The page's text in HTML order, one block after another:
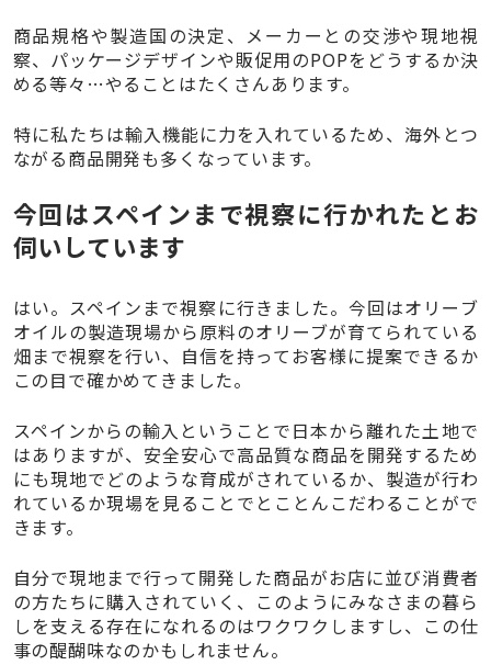
商品規格や製造国の決定、メーカーとの交渉や現地視
察、パッケージデザインや販促用のPOPをどうするか決
める等々…やることはたくさんあります。
特に私たちは輸入機能に力を入れているため、海外とつ
ながる商品開発も多くなっています。
今回はスペインまで視察に行かれたとお
伺いしています
はい。スペインまで視察に行きました。今回はオリーブ
オイルの製造現場から原料のオリーブが育てられている
畑まで視察を行い、自信を持ってお客様に提案できるか
この目で確かめてきました。
スペインからの輸入ということで日本から離れた土地で
はありますが、安全安心で高品質な商品を開発するため
にも現地でどのような育成がされているか、製造が行わ
れているか現場を見ることでとことんこだわることがで
きます。
自分で現地まで行って開発した商品がお店に並び消費者
の方たちに購入されていく、このようにみなさまの暮ら
しを支える存在になれるのはワクワクしますし、この仕
事の醍醐味なのかもしれません。